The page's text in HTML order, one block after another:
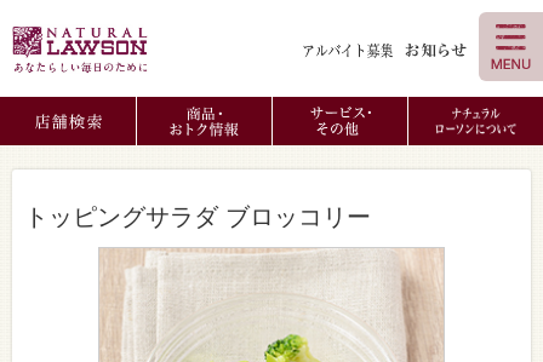
トッピングサラダ ブロッコリー